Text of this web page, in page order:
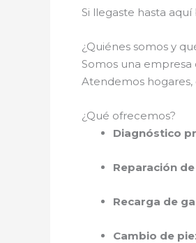
Si llegaste hasta
¿Quiénes somos y
Somos una
Atendemos hogares,
¿Qué ofrecemos?
Diagnóstico
Reparación
Recarga de
Cambio de